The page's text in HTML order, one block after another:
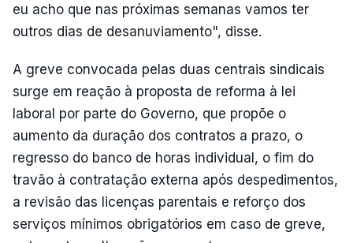
eu acho que nas próximas semanas vamos ter
outros dias de desanuviamento", disse.
A greve convocada pelas duas centrais sindicais
surge em reação à proposta de reforma à lei
laboral por parte do Governo, que propõe o
aumento da duração dos contratos a prazo, o
regresso do banco de horas individual, o fim do
travão à contratação externa após despedimentos,
a revisão das licenças parentais e reforço dos
serviços mínimos obrigatórios em caso de greve,